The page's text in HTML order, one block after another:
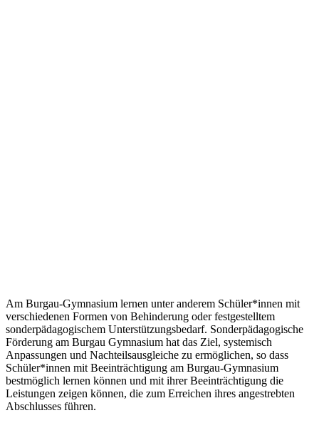
Am Burgau-Gymnasium lernen unter anderem Schüler*innen mit
verschiedenen Formen von Behinderung oder festgestelltem
sonderpädagogischem Unterstützungsbedarf. Sonderpädagogische
Förderung am Burgau Gymnasium hat das Ziel, systemisch
Anpassungen und Nachteilsausgleiche zu ermöglichen, so dass
Schüler*innen mit Beeinträchtigung am Burgau-Gymnasium
bestmöglich lernen können und mit ihrer Beeinträchtigung die
Leistungen zeigen können, die zum Erreichen ihres angestrebten
Abschlusses führen.